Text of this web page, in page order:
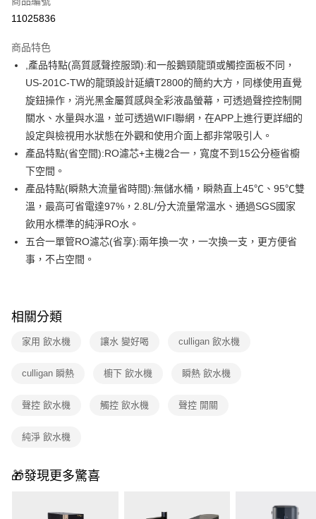
上海商業儲蓄銀行
臺灣中小企業銀行
匯豐（台灣）商業銀行
華泰商業銀行
聯邦商業銀行
遠東國際商業銀行
元大商業銀行
永豐商業銀行
玉山商業銀行
星展（台灣）商業銀行
台灣樂天信用卡公司
合作金庫商業銀行
上海商業儲蓄銀行
國泰世華商業銀行
兆豐國際商業銀行
匯豐（台灣）商業銀行
華泰商業銀行
聯邦商業銀行
遠東國際商業銀行
元大商業銀行
永豐商業銀行
玉山商業銀行
星展（台灣）商業銀行
台新國際商業銀行
中國信託商業銀行
即享券
LINE Pay
Apple Pay
街口支付
Google Pay
ATM付款
運送方式
宅配
每筆NT$100，滿NT$999(含以上)免運費
11025836
商品特色
,產品特點(高質感聲控服頭):和一般鵝頸龍頭或觸控面板不同，
US-201C-TW的龍頭設計延續T2800的簡約大方，同様使用直覺
旋鈕操作，消光黑金屬質感與全彩液晶螢幕，可透過聲控控制開
關水、水量與水溫，並可透過WIFI聯網，在APP上進行更詳細的
設定與檢視用水狀態在外觀和使用介面上都非常吸引人。
產品特點(省空間):RO濾芯+主機2合一，寬度不到15公分極省櫥
下空間。
產品特點(瞬熱大流量省時間):無儲水桶，瞬熱直上45℃、95℃雙
溫，最高可省電達97%，2.8L/分大流量常溫水、通過SGS國家
飲用水標準的純淨RO水。
五合一單管RO濾芯(省享):兩年換一次，一次換一支，更方便省
事，不占空間。
相關分類
家用 飲水機 讓水 變好喝 culligan 飲水機
culligan 瞬熱 櫥下 飲水機 瞬熱 飲水機
聲控 飲水機 觸控 飲水機 聲控 開關
純淨 飲水機
🎁發現更多驚喜